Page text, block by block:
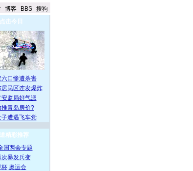
-博客- BBS-搜狗
点击今日
口惨遭杀害
民区连发爆炸
监局好气派
青岛房价?
遭遇飞车党
精彩推荐
国两会专题
暴发兵变
杯 奥运会